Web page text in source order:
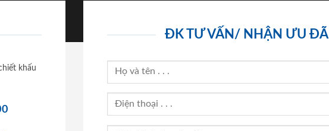
khấu
ĐK TƯ VẤN/ NHẬN ƯU ĐÃI